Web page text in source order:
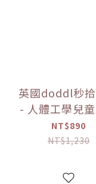
英國doddl秒
- 人體工學兒
餐具3件組 4款
【優惠限定】
NT$890
NT$1,230